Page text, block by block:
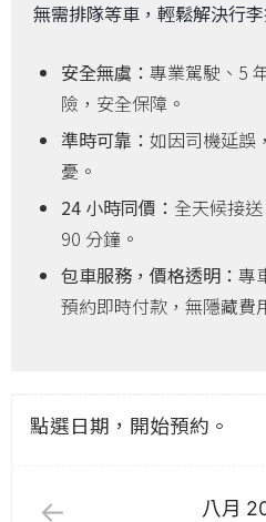
無需排隊等車，輕鬆解決行
安全無虞： 專業駕駛、5
險，安全保障。
準時可靠： 如因司機延誤
憂。
24 小時同價： 全天候接
90 分鐘。
包車服務，價格透明： 專
預約即時付款，無隱藏費
點選日期，開始預約。
八月